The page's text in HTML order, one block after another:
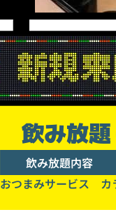
飲み放題
飲み放題内容
おつまみサービス カ